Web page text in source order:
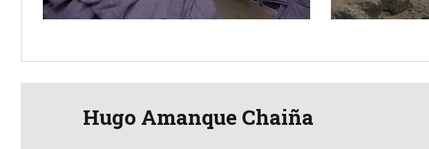
Hugo Amanque Chaiña